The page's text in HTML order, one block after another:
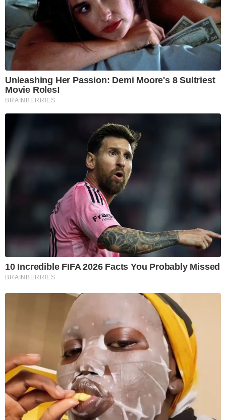
Unleashing Her Passion: Demi Moore's 8 Sultriest
Movie Roles!
BRAINBERRIES
10 Incredible FIFA 2026 Facts You Probably Missed
BRAINBERRIES